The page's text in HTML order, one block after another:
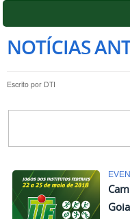
NOTÍCIAS
Escrito por DTI